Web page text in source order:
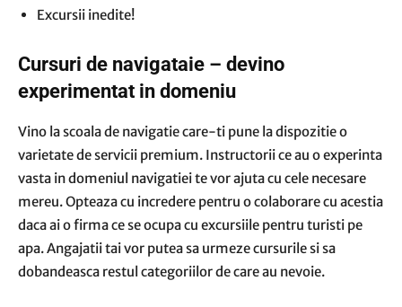
Excursii inedite!
Cursuri de navigataie – devino
experimentat in domeniu
Vino la scoala de navigatie care-ti pune la dispozitie o
varietate de servicii premium. Instructorii ce au o experinta
vasta in domeniul navigatiei te vor ajuta cu cele necesare
mereu. Opteaza cu incredere pentru o colaborare cu acestia
daca ai o firma ce se ocupa cu excursiile pentru turisti pe
apa. Angajatii tai vor putea sa urmeze cursurile si sa
dobandeasca restul categoriilor de care au nevoie.